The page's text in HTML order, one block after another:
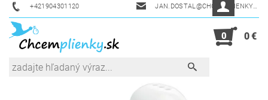
+421904301120 JAN.DOSTAL@CHCEMPLIENKY.SK
0 0 €